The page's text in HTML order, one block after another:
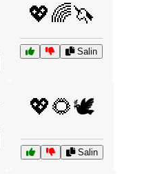
💖🌈🦄
Salin
💖🌻🕊️
Salin